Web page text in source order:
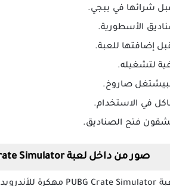
شرائها في ببجي.
الأسطورية.
إضافتها للعبة.
لبيشتغل صاروخ.
في الاستخدام.
فتح الصناديق.
صور من داخل لعبة PUBG Crate Simulator